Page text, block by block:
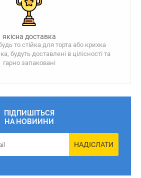
якісна доставка
то стійка для торта або крихка
будуть доставлені в цілісності та
гарно запаковані
ПІДПИШІТЬСЯ
НА НОВИИНИ
НАДІСЛАТИ